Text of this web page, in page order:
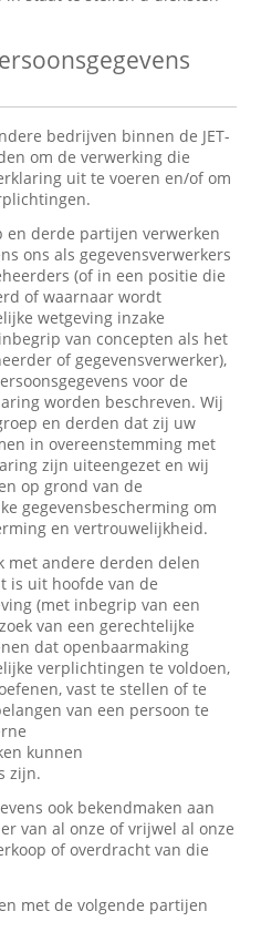
bedrijven binnen de JET-
om de verwerking die
uit te voeren en/of om
en derde partijen verwerken
ons als gegevensverwerkers
(of in een positie die
of waarnaar wordt
wetgeving inzake
van concepten als het
of gegevensverwerker),
voor de
worden beschreven. Wij
en derden dat zij uw
in overeenstemming met
zijn uiteengezet en wij
op grond van de
gegevensbescherming om
en vertrouwelijkheid.
met andere derden delen
is uit hoofde van de
(met inbegrip van een
van een gerechtelijke
dat openbaarmaking
verplichtingen te voldoen,
vast te stellen of te
van een persoon te
kunnen
zijn.
ook bekendmaken aan
van al onze of vrijwel al onze
of overdracht van die
met de volgende partijen